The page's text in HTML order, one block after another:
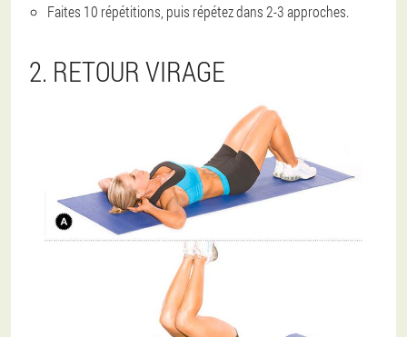
Faites 10 répétitions, puis répétez dans 2-3 approches.
2. RETOUR VIRAGE